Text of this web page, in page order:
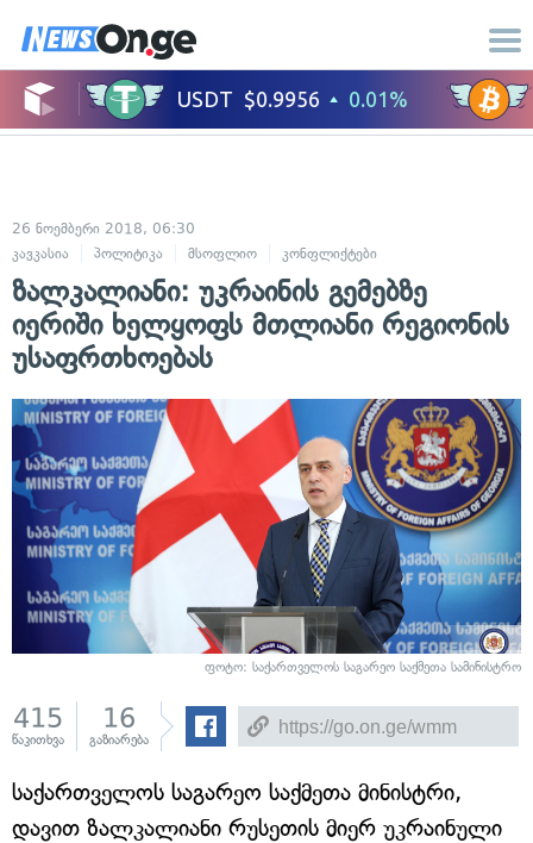
26 ნოემბერი 2018, 06:30
კავკასია
პოლიტიკა მსოფლიო კონფლიქტები
ზალკალიანი: უკრაინის გემებზე
იერიში ხელყოფს მთლიანი რეგიონის
უსაფრთხოებას
ფოტო: საქართველოს საგარეო საქმეთა სამინისტრო
415
წაკითხვა
16
გაზიარება
საქართველოს საგარეო საქმეთა მინისტრი,
დავით ზალკალიანი რუსეთის მიერ უკრაინული